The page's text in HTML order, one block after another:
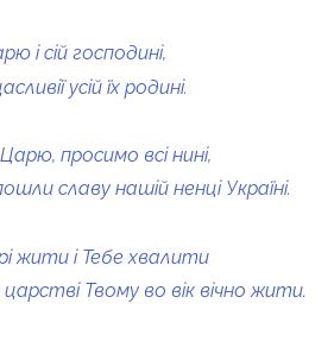
і сій господині,
усій їх родині.
просимо всі нині,
славу нашій ненці Україні.
жити і Тебе хвалити
Твому во вік вічно жити.